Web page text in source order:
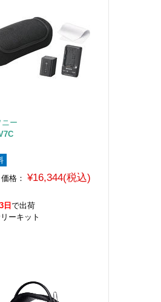
ー
格： ¥16,344(税込)
日で出荷
ーキット